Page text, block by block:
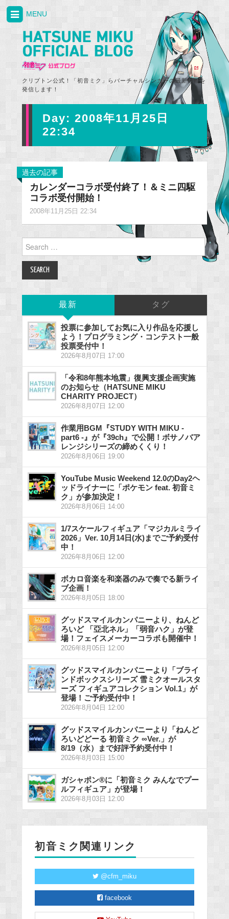
クリプトン公式！「初音ミク」らバーチャルシンガーの最新情報を
発信します！
MENU
Day: 2008年11月25日
22:34
過去の記事
カレンダーコラボ受付終了！＆ミニ四駆
コラボ受付開始！
2008年11月25日 22:34
Search
for:
最新 タグ
投票に参加してお気に入り作品を応援し
よう！プログラミング・コンテスト一般
投票受付中！
2026年8月07日 17:00
「令和8年熊本地震」復興支援企画実施
のお知らせ（HATSUNE MIKU
CHARITY PROJECT）
2026年8月07日 12:00
作業用BGM『STUDY WITH MIKU -
part6 -』が『39ch』で公開！ボサノバア
レンジシリーズの締めくくり！
2026年8月06日 19:00
YouTube Music Weekend 12.0のDay2ヘ
ッドライナーに「ポケモン feat. 初音ミ
ク」が参加決定！
2026年8月06日 14:00
1/7スケールフィギュア「マジカルミライ
2026」Ver. 10月14日(水)までご予約受付
中！
2026年8月06日 12:00
ボカロ音楽を和楽器のみで奏でる新ライ
ブ企画！
2026年8月05日 18:00
グッドスマイルカンパニーより、ねんど
ろいど 「亞北ネル」「弱音ハク」が登
場！フェイスメーカーコラボも開催中！
2026年8月05日 12:00
グッドスマイルカンパニーより「ブライ
ンドボックスシリーズ 雪ミクオールスタ
ーズ フィギュアコレクション Vol.1」が
登場！ご予約受付中！
2026年8月04日 12:00
グッドスマイルカンパニーより「ねんど
ろいどどーる 初音ミク ∞Ver.」が
8/19（水）まで好評予約受付中！
2026年8月03日 15:00
ガシャポン®に「初音ミク みんなでプー
ルフィギュア」が登場！
2026年8月03日 12:00
初音ミク関連リンク
@cfm_miku
facebook